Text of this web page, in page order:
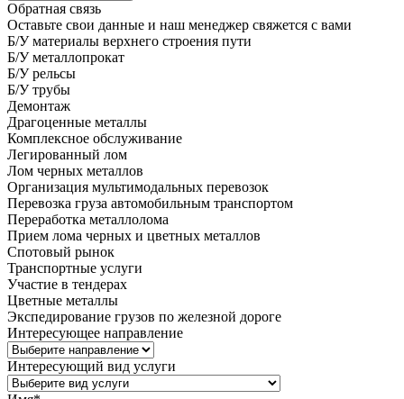
Обратная связь
Оставьте свои данные и наш менеджер свяжется с вами
Б/У материалы верхнего строения пути
Б/У металлопрокат
Б/У рельсы
Б/У трубы
Демонтаж
Драгоценные металлы
Комплексное обслуживание
Легированный лом
Лом черных металлов
Организация мультимодальных перевозок
Перевозка груза автомобильным транспортом
Переработка металлолома
Прием лома черных и цветных металлов
Спотовый рынок
Транспортные услуги
Участие в тендерах
Цветные металлы
Экспедирование грузов по железной дороге
Интересующее направление
Интересующий вид услуги